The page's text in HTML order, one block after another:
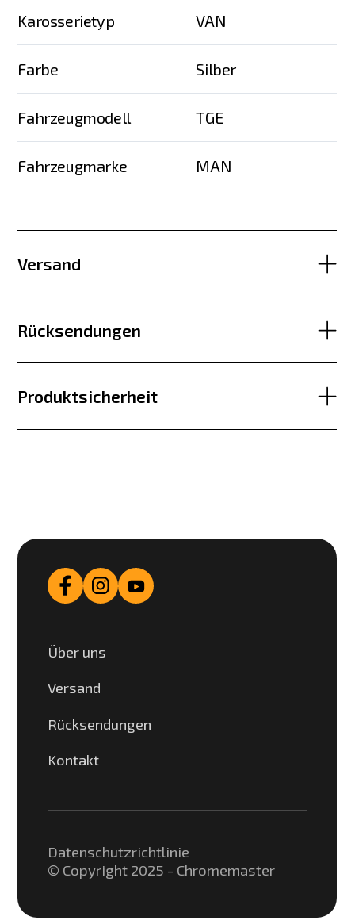
Karosserietyp VAN
Farbe Silber
Fahrzeugmodell TGE
Fahrzeugmarke MAN
Versand
Rücksendungen
Produktsicherheit
Über uns
Versand
Rücksendungen
Kontakt
© Copyright 2025 - Chromemaster
Datenschutzrichtlinie